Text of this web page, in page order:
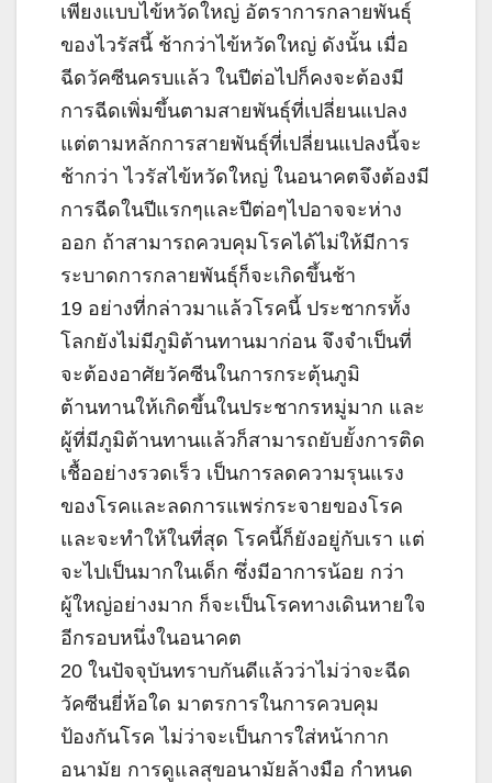
เพียงแบบไข้หวัดใหญ่ อัตราการกลายพันธุ์
ของไวรัสนี้ ช้ากว่าไข้หวัดใหญ่ ดังนั้น เมื่อ
ฉีดวัคซีนครบแล้ว ในปีต่อไปก็คงจะต้องมี
การฉีดเพิ่มขึ้นตามสายพันธุ์ที่เปลี่ยนแปลง
แต่ตามหลักการสายพันธุ์ที่เปลี่ยนแปลงนี้จะ
ช้ากว่า ไวรัสไข้หวัดใหญ่ ในอนาคตจึงต้องมี
การฉีดในปีแรกๆและปีต่อๆไปอาจจะห่าง
ออก ถ้าสามารถควบคุมโรคได้ไม่ให้มีการ
ระบาดการกลายพันธุ์ก็จะเกิดขึ้นช้า
19 อย่างที่กล่าวมาแล้วโรคนี้ ประชากรทั้ง
โลกยังไม่มีภูมิต้านทานมาก่อน จึงจำเป็นที่
จะต้องอาศัยวัคซีนในการกระตุ้นภูมิ
ต้านทานให้เกิดขึ้นในประชากรหมู่มาก และ
ผู้ที่มีภูมิต้านทานแล้วก็สามารถยับยั้งการติด
เชื้ออย่างรวดเร็ว เป็นการลดความรุนแรง
ของโรคและลดการแพร่กระจายของโรค
และจะทำให้ในที่สุด โรคนี้ก็ยังอยู่กับเรา แต่
จะไปเป็นมากในเด็ก ซึ่งมีอาการน้อย กว่า
ผู้ใหญ่อย่างมาก ก็จะเป็นโรคทางเดินหายใจ
อีกรอบหนึ่งในอนาคต
20 ในปัจจุบันทราบกันดีแล้วว่าไม่ว่าจะฉีด
วัคซีนยี่ห้อใด มาตรการในการควบคุม
ป้องกันโรค ไม่ว่าจะเป็นการใส่หน้ากาก
อนามัย การดูแลสุขอนามัยล้างมือ กำหนด